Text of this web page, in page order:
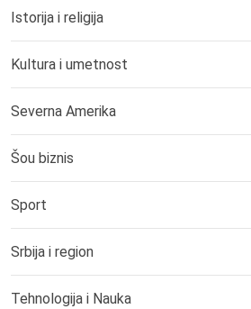
Istorija i religija
Kultura i umetnost
Severna Amerika
Šou biznis
Sport
Srbija i region
Tehnologija i Nauka